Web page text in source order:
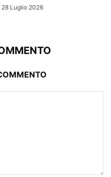
28 Luglio 2026